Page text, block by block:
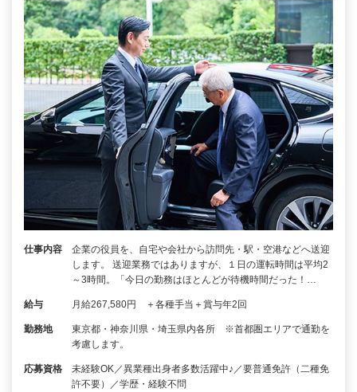
仕事内容
企業の役員を、自宅や会社から訪問先・駅・空港などへ送迎
します。 送迎業務ではありますが、１日の運転時間は平均2
～3時間。「今日の勤務はほとんどが待機時間だった！…
給与 月給267,580円 ＋各種手当＋賞与年2回
勤務地
東京都・神奈川県・埼玉県内各所 ※首都圏エリアで通勤を
考慮します。
応募資格
未経験OK／異業種出身者多数活躍中♪／要普通免許（二種免
許不要）／学歴・経験不問